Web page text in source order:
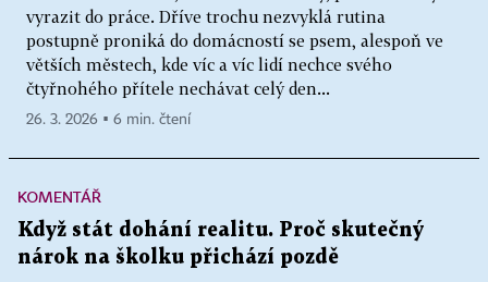
vyrazit do práce. Dříve trochu nezvyklá rutina
postupně proniká do domácností se psem, alespoň ve
větších městech, kde víc a víc lidí nechce svého
čtyřnohého přítele nechávat celý den...
26. 3. 2026 ▪ 6 min. čtení
KOMENTÁŘ
Když stát dohání realitu. Proč skutečný
nárok na školku přichází pozdě